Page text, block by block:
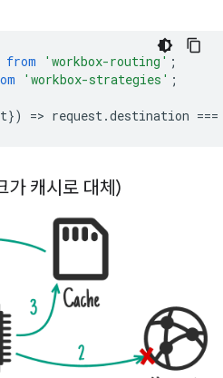
from 'workbox-routing' ;
'workbox-strategies' ;
}) => request.destination ===
가 캐시로 대체)